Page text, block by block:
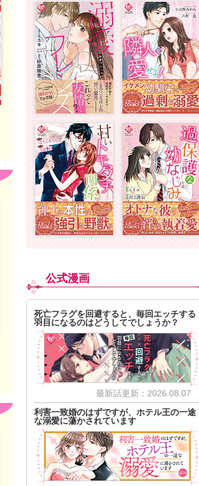
公式漫画
死亡フラグを回避すると、毎回エッチする
羽目になるのはどうしてでしょうか？
最新話更新：2026.08.07
利害一致婚のはずですが、ホテル王の一途
な溺愛に蕩かされています